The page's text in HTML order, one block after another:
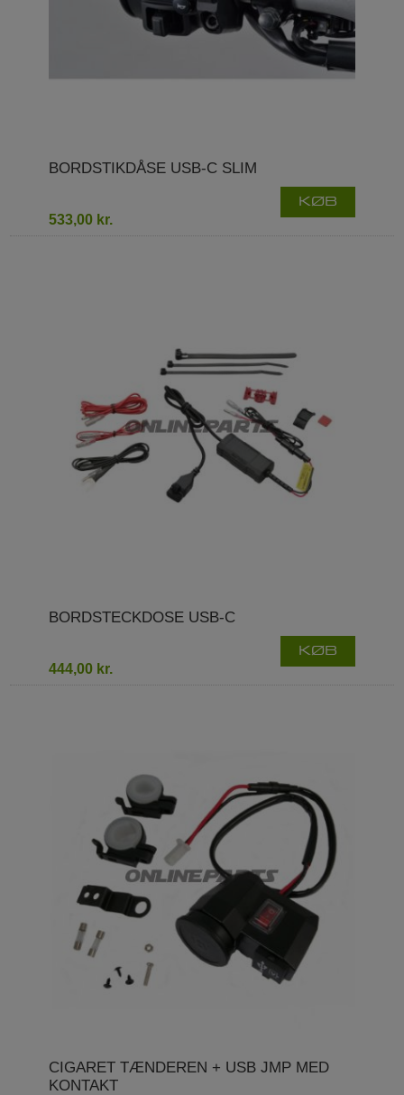
BORDSTIKDÅSE USB-C SLIM
533,00 kr.
KØB
BORDSTECKDOSE USB-C
444,00 kr.
KØB
CIGARET TÆNDEREN + USB JMP MED
KONTAKT